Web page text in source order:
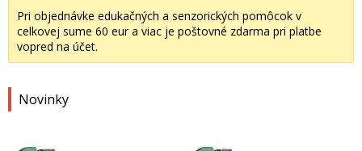
Pri objednávke edukačných a senzorických pomôcok v
celkovej sume 60 eur a viac je poštovné zdarma pri platbe
vopred na účet.
Novinky